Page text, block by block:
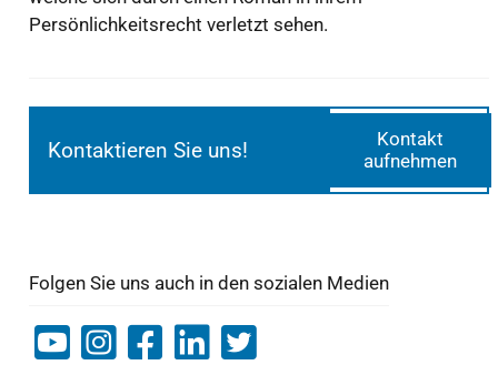
Persönlichkeitsrecht verletzt sehen.
Kontaktieren Sie uns!
Kontakt
aufnehmen
Folgen Sie uns auch in den sozialen Medien